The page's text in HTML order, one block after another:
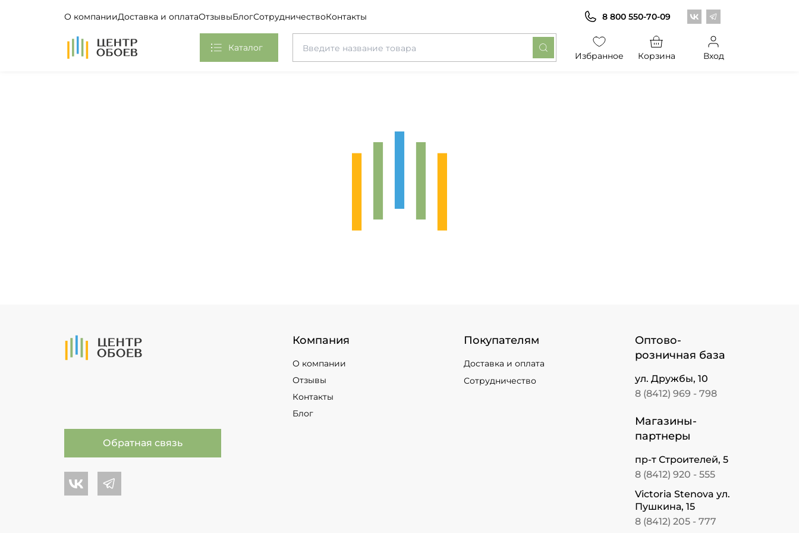
О компанииДоставка и оплатаОтзывыБлогСотрудничествоКонтакты Центр обоев во
Центр обоев в
8 800 550-70-09
На Главную
Каталог
Избранное Корзина Вход
На Главную Компания
О компании
Отзывы
Контакты
Блог
Покупателям
Доставка и оплата
Сотрудничество
Оптово-
розничная база
ул. Дружбы, 10
8 (8412) 969 - 798
Магазины-
партнеры
пр-т Строителей, 5
8 (8412) 920 - 555
Victoria Stenova ул.
Пушкина, 15
8 (8412) 205 - 777
Обратная связь
Центр обоев во Вконтакте
Центр обоев в Телеграме